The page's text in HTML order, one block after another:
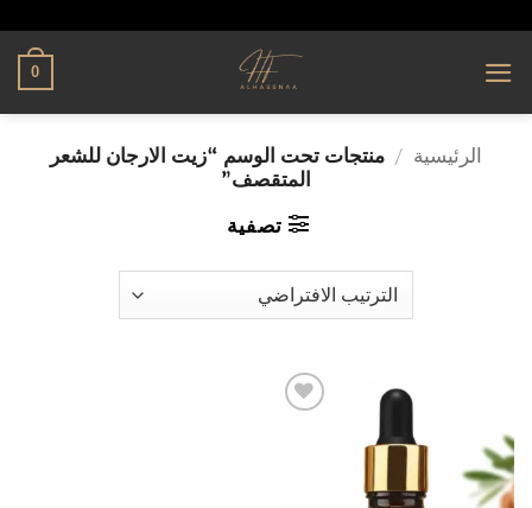
0
الرئيسية / منتجات تحت الوسم “زيت الارجان للشعر
المتقصف”
تصفية